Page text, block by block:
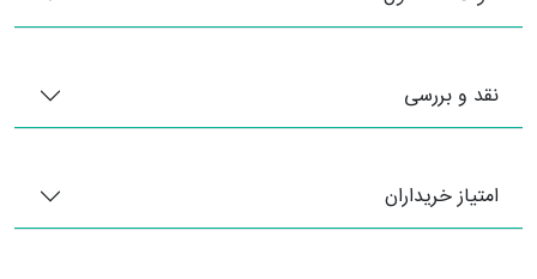
نقد و بررسی
امتیاز خریداران